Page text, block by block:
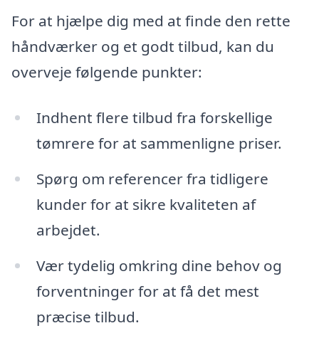
For at hjælpe dig med at finde den rette
håndværker og et godt tilbud, kan du
overveje følgende punkter:
Indhent flere tilbud fra forskellige
tømrere for at sammenligne priser.
Spørg om referencer fra tidligere
kunder for at sikre kvaliteten af
arbejdet.
Vær tydelig omkring dine behov og
forventninger for at få det mest
præcise tilbud.